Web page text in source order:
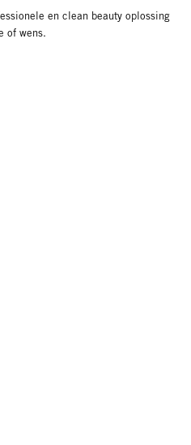
en clean beauty oplossing
of wens.